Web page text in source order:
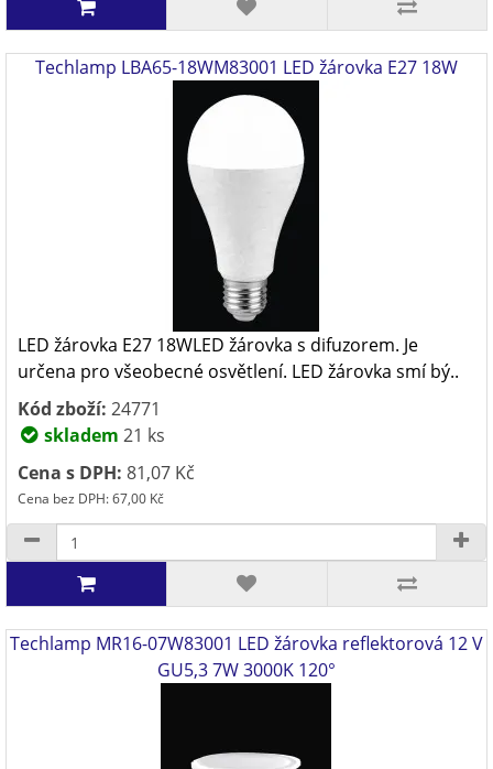
Techlamp LBA65-18WM83001 LED žárovka E27 18W
LED žárovka E27 18WLED žárovka s difuzorem. Je
určena pro všeobecné osvětlení. LED žárovka smí bý..
Kód zboží: 24771
skladem 21 ks
Cena s DPH: 81,07 Kč
Cena bez DPH: 67,00 Kč
Techlamp MR16-07W83001 LED žárovka reflektorová 12 V
GU5,3 7W 3000K 120°